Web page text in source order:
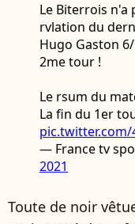
Le Biterrois
rvlation du
Hugo Gaston
2me tour !
Le rsum du
La fin du 1er
pic.twitter.com/
— France tv
2021
Toute de noir